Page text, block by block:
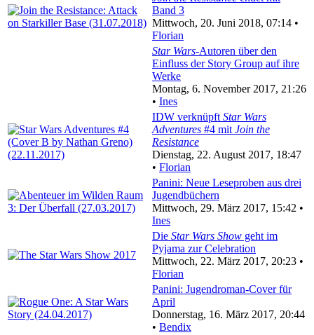
Band 3
Mittwoch, 20. Juni 2018, 07:14 •
Florian
Star Wars-Autoren über den
Einfluss der Story Group auf ihre
Werke
Montag, 6. November 2017, 21:26
• Ines
IDW verknüpft Star Wars
Adventures #4 mit Join the
Resistance
Dienstag, 22. August 2017, 18:47
• Florian
Panini: Neue Leseproben aus drei
Jugendbüchern
Mittwoch, 29. März 2017, 15:42 •
Ines
Die Star Wars Show geht im
Pyjama zur Celebration
Mittwoch, 22. März 2017, 20:23 •
Florian
Panini: Jugendroman-Cover für
April
Donnerstag, 16. März 2017, 20:44
• Bendix